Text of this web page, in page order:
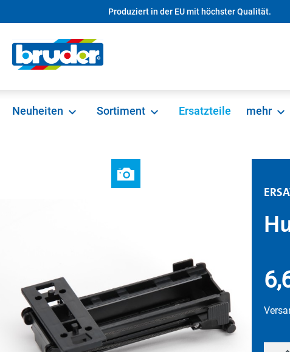
Zur Hauptnavigation springenProduziert in der EU mit höchster Qualität.
Neuheiten Sortiment Ersatzteile mehr